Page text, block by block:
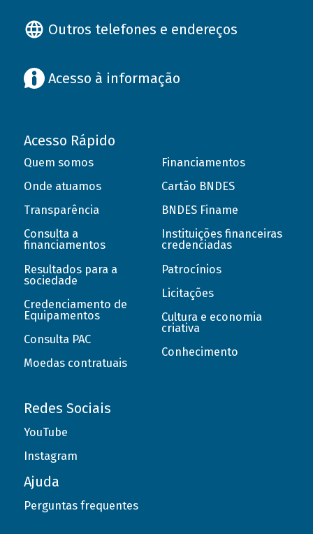
Outros telefones e endereços
Acesso à informação
Acesso Rápido
Quem somos
Onde atuamos
Transparência
Consulta a
financiamentos
Resultados para a
sociedade
Credenciamento de
Equipamentos
Consulta PAC
Moedas contratuais
Financiamentos
Cartão BNDES
BNDES Finame
Instituições financeiras
credenciadas
Patrocínios
Licitações
Cultura e economia
criativa
Conhecimento
Redes Sociais
YouTube
Instagram
Ajuda
Perguntas frequentes